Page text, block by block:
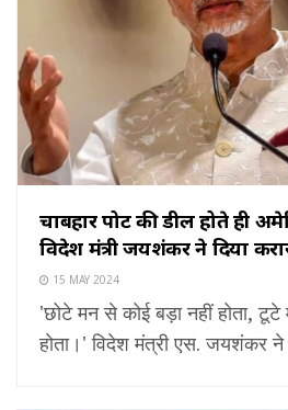
चाबहार पोर्ट की डील होते ही
विदेश मंत्री जयशंकर ने दिया
15 MAY 2024
'छोटे मन से कोई बड़ा नहीं होता,
होता।' विदेश मंत्री एस. जयशंकर